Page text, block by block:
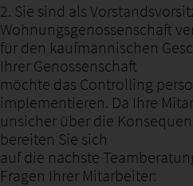
2. Sie sind als
Wohnungsgenossenschaft
für den kaufmännischen
Ihrer Genossenschaft
möchte das Controlling
implementieren. Da Ihre
unsicher über die
bereiten Sie sich
auf die nächste
Fragen Ihrer Mitarbeiter: